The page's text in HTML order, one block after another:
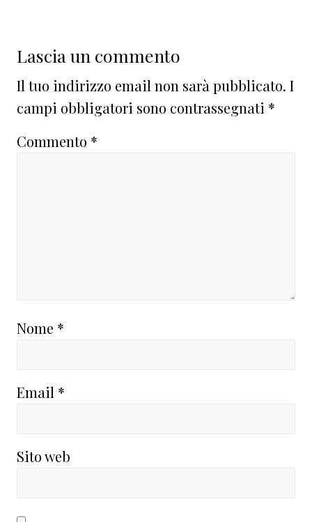
Lascia un commento
Il tuo indirizzo email non sarà pubblicato. I
campi obbligatori sono contrassegnati *
Commento *
Nome *
Email *
Sito web